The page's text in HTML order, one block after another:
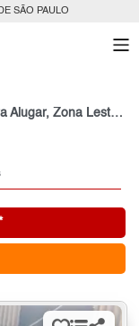
SÃO PAULO
Imóveis Jardim Santa Maria à Venda ou para Alugar, Zona Leste, São Paulo, SP